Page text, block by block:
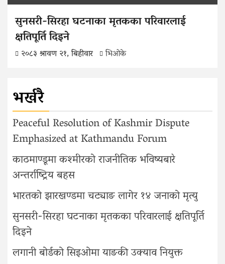
सुनसरी-सिरहा घटनाका मृतकका परिवारलाई
क्षतिपूर्ति दिइने
२०८३ श्रावण २१, बिहीवार भिओके
भर्खरै
Peaceful Resolution of Kashmir Dispute
Emphasized at Kathmandu Forum
काठमाण्डूमा कश्मीरको राजनीतिक भविष्यबारे
अन्तर्राष्ट्रिय बहस
भारतको झारखण्डमा चट्याङ लागेर १४ जनाको मृत्यु
सुनसरी-सिरहा घटनाका मृतकका परिवारलाई क्षतिपूर्ति
दिइने
लगानी बोर्डको सिइओमा याङकी उक्याव नियुक्त